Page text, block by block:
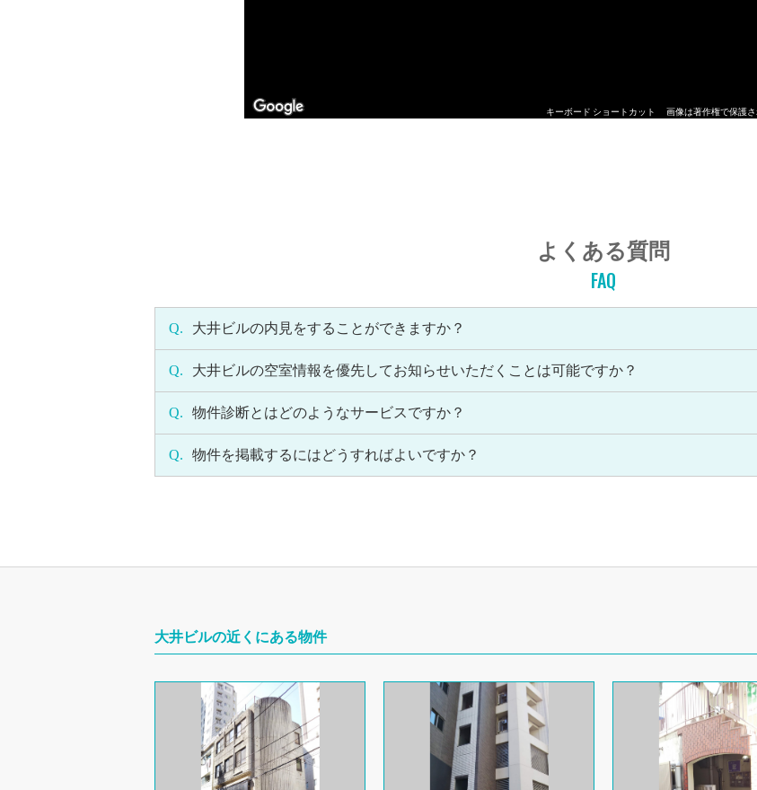
キーボード ショートカット 画像は著作権で保護
よくある質問
FAQ
Q. 大井ビルの内見をすることができますか？
Q. 大井ビルの空室情報を優先してお知らせいただくことは可能ですか？
Q. 物件診断とはどのようなサービスですか？
Q. 物件を掲載するにはどうすればよいですか？
大井ビルの近くにある物件